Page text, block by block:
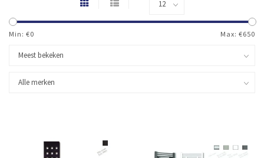
Min: €0 Max: €650